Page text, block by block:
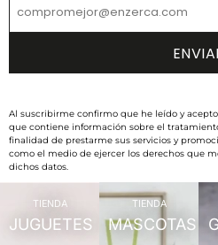
Al suscribirme confirmo que he leído y
que contiene información sobre el
finalidad de prestarme sus servicios y
como el medio de ejercer los derechos que
dichos datos.
TIENDA
JUGUETES
TIENDA
MASCOTAS